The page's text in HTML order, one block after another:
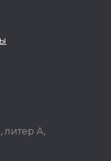
А,